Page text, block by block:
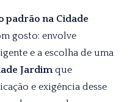
padrão na Cidade
gosto: envolve
e a escolha de uma
Jardimque
e exigência desse